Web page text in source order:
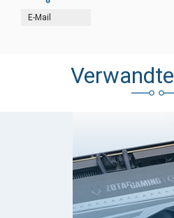
E-Mail